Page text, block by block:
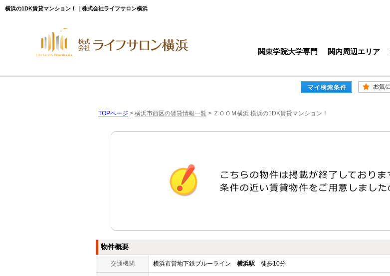
横浜の1DK賃貸マンション！｜株式会社ライフサロン横浜
関東学院大学専門 関内周辺エリア
TOPページ > 横浜市西区の賃貸情報一覧 > ＺＯＯＭ横浜 横浜の1DK賃貸マンション！
物件概要
交通機関 横浜市営地下鉄ブルーライン 横浜駅 徒歩10分